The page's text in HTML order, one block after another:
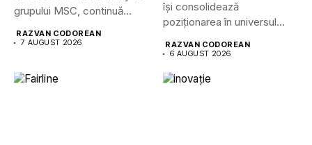
grupului MSC, continuă
RAZVAN CODOREAN
7 AUGUST 2026
își consolidează
poziționarea în universul
RAZVAN CODOREAN
6 AUGUST 2026